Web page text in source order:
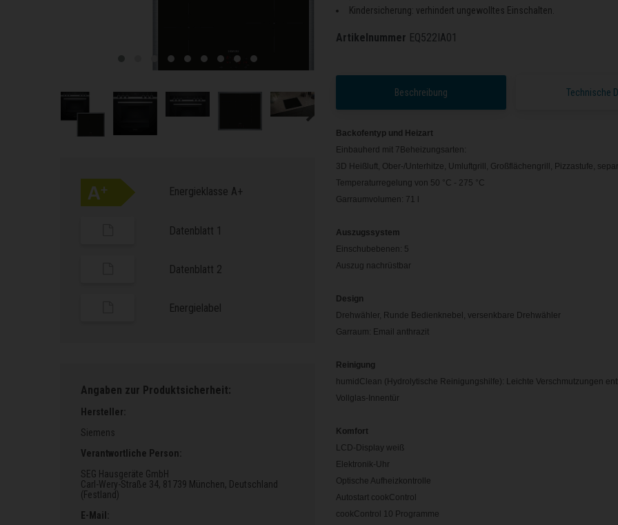
Energieklasse A+
Datenblatt 1
Datenblatt 2
Energielabel
Angaben zur Produktsicherheit:
Hersteller:
Siemens
Verantwortliche Person:
SEG Hausgeräte GmbH
Carl-Wery-Straße 34, 81739 München, Deutschland
(Festland)
E-Mail:
Kindersicherung: verhindert ungewolltes Einschalten.
Artikelnummer EQ522IA01
Beschreibung Technische
Backofentyp und Heizart
Einbauherd mit 7Beheizungsarten:
3D Heißluft, Ober-/Unterhitze, Umluftgrill, Großflächengrill, Pizzastufe,
Temperaturregelung von 50 °C - 275 °C
Garraumvolumen: 71 l
Auszugssystem
Einschubebenen: 5
Auszug nachrüstbar
Design
Drehwähler, Runde Bedienknebel, versenkbare Drehwähler
Garraum: Email anthrazit
Reinigung
humidClean (Hydrolytische Reinigungshilfe): Leichte Verschmutzungen
Vollglas-Innentür
Komfort
LCD-Display weiß
Elektronik-Uhr
Optische Aufheizkontrolle
Autostart cookControl
cookControl 10 Programme